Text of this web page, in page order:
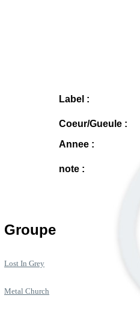
Label :
Coeur/Gueule :
Annee :
note :
Groupe
Lost In Grey
Metal Church